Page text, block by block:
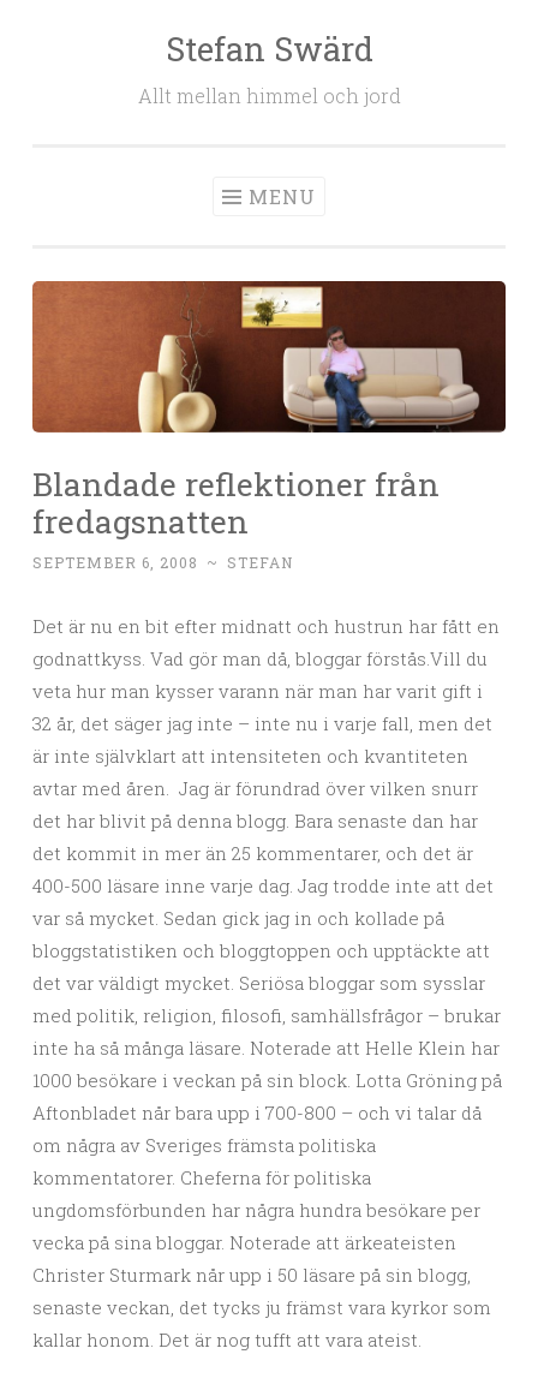
Stefan Swärd
Allt mellan himmel och jord
MENU
Blandade reflektioner från
fredagsnatten
SEPTEMBER 6, 2008 ~ STEFAN
Det är nu en bit efter midnatt och hustrun har fått en
godnattkyss. Vad gör man då, bloggar förstås.Vill du
veta hur man kysser varann när man har varit gift i
32 år, det säger jag inte – inte nu i varje fall, men det
är inte självklart att intensiteten och kvantiteten
avtar med åren. Jag är förundrad över vilken snurr
det har blivit på denna blogg. Bara senaste dan har
det kommit in mer än 25 kommentarer, och det är
400-500 läsare inne varje dag. Jag trodde inte att det
var så mycket. Sedan gick jag in och kollade på
bloggstatistiken och bloggtoppen och upptäckte att
det var väldigt mycket. Seriösa bloggar som sysslar
med politik, religion, filosofi, samhällsfrågor – brukar
inte ha så många läsare. Noterade att Helle Klein har
1000 besökare i veckan på sin block. Lotta Gröning på
Aftonbladet når bara upp i 700-800 – och vi talar då
om några av Sveriges främsta politiska
kommentatorer. Cheferna för politiska
ungdomsförbunden har några hundra besökare per
vecka på sina bloggar. Noterade att ärkeateisten
Christer Sturmark når upp i 50 läsare på sin blogg,
senaste veckan, det tycks ju främst vara kyrkor som
kallar honom. Det är nog tufft att vara ateist.